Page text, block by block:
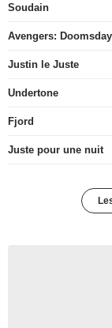
Soudain
Avengers: Doomsday
Justin le Juste
Undertone
Fjord
Juste pour une nuit